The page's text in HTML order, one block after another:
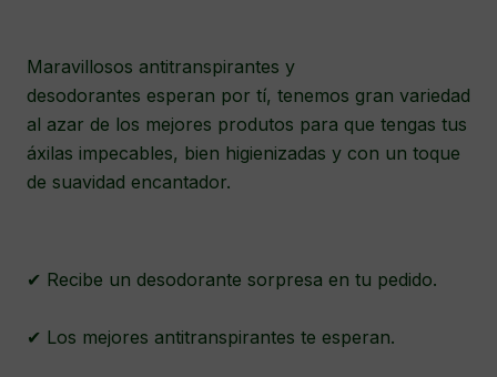
Maravillosos antitranspirantes y
desodorantes esperan por tí, tenemos gran variedad
al azar de los mejores produtos para que tengas tus
áxilas impecables, bien higienizadas y con un toque
de suavidad encantador.
✔ Recibe un desodorante sorpresa en tu pedido.
✔ Los mejores antitranspirantes te esperan.